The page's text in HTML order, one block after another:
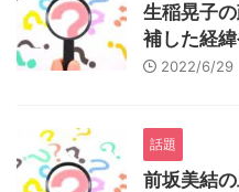
生稲晃子
補した経
2022/6/29
話題
前坂美結